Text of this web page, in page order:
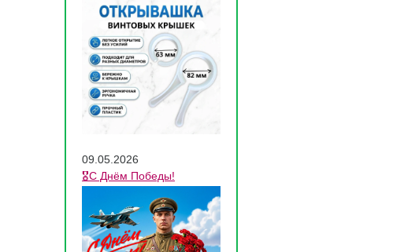
09.05.2026
🎖️С Днём Победы!